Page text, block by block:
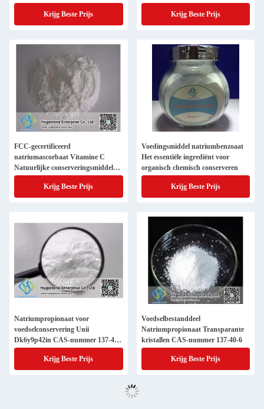
Krijg Beste Prijs Krijg Beste Prijs
FCC-gecertificeerd
natriumascorbaat Vitamine C
Natuurlijke conserveringsmiddelen
voor de markt van
voedingsmiddelenKrijg Beste Prijs
Voedingsmiddel natriumbenzoaat
Het essentiële ingrediënt voor
organisch chemisch conserveren
Krijg Beste Prijs
Natriumpropionaat voor
voedselconservering Unii
Dk6y9p42in CAS-nummer 137-40-
6
Krijg Beste Prijs
Voedselbestanddeel
Natriumpropionaat Transparante
kristallen CAS-nummer 137-40-6
Krijg Beste Prijs